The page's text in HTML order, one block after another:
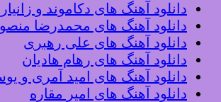
دانلود آهنگ های دکاموند و
دانلود آهنگ های محمدرضا
دانلود آهنگ های علی رهبری
دانلود آهنگ های رهام هادیان
دانلود آهنگ های امید آمری و
دانلود آهنگ های امیر مقاره